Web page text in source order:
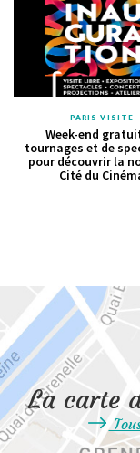
PARIS VISITE
Week-end
tournages et de
pour découvrir la
Cité du
La carte